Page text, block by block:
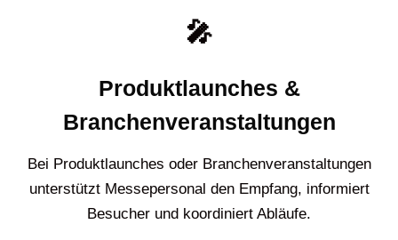
🎤
Produktlaunches &
Branchenveranstaltungen
Bei Produktlaunches oder Branchenveranstaltungen
unterstützt Messepersonal den Empfang, informiert
Besucher und koordiniert Abläufe.